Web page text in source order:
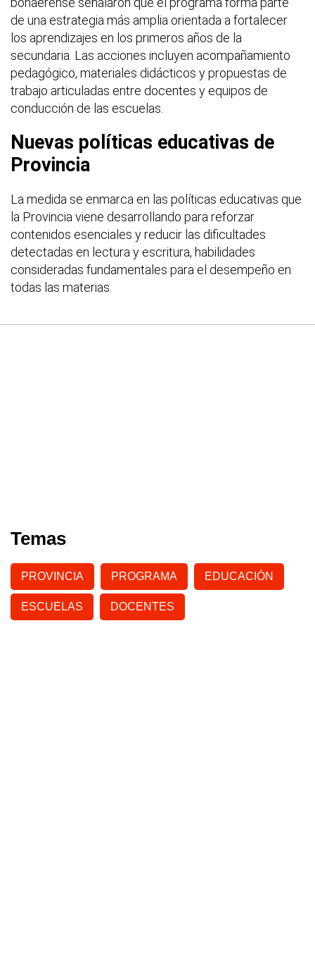
de una estrategia más amplia orientada a fortalecer
los aprendizajes en los primeros años de la
secundaria. Las acciones incluyen acompañamiento
pedagógico, materiales didácticos y propuestas de
trabajo articuladas entre docentes y equipos de
conducción de las escuelas.
Nuevas políticas educativas de
Provincia
La medida se enmarca en las políticas educativas que
la Provincia viene desarrollando para reforzar
contenidos esenciales y reducir las dificultades
detectadas en lectura y escritura, habilidades
consideradas fundamentales para el desempeño en
todas las materias.
Temas
PROVINCIA PROGRAMA EDUCACIÓN
ESCUELAS DOCENTES